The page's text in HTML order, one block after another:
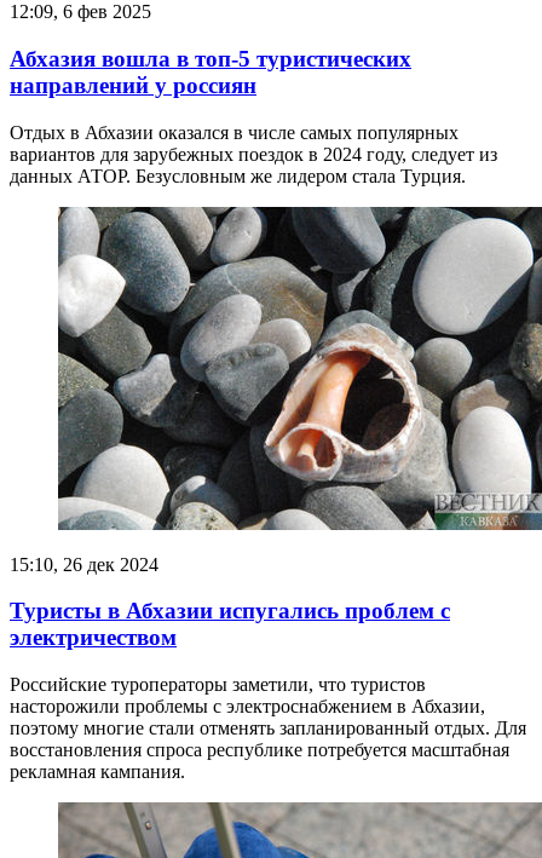
12:09, 6 фев 2025
Абхазия вошла в топ-5 туристических
направлений у россиян
Отдых в Абхазии оказался в числе самых популярных
вариантов для зарубежных поездок в 2024 году, следует из
данных АТОР. Безусловным же лидером стала Турция.
15:10, 26 дек 2024
Туристы в Абхазии испугались проблем с
электричеством
Российские туроператоры заметили, что туристов
насторожили проблемы с электроснабжением в Абхазии,
поэтому многие стали отменять запланированный отдых. Для
восстановления спроса республике потребуется масштабная
рекламная кампания.